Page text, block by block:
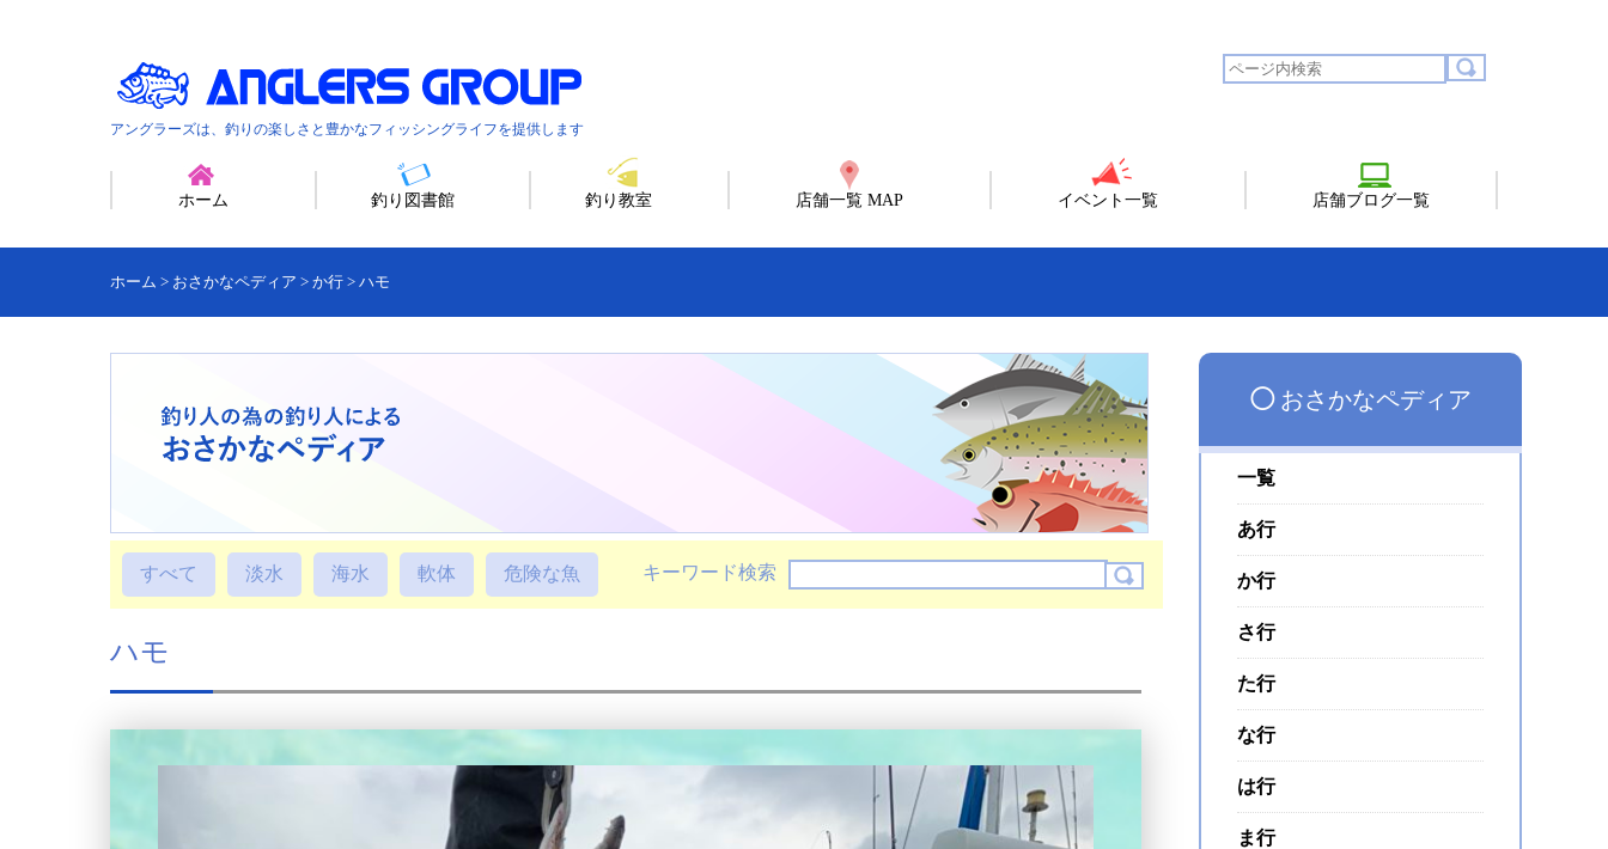
アングラーズは、釣りの楽しさと豊かなフィッシングライフを提供します
ホーム 釣り図書館 釣り教室 店舗一覧 MAP イベント一覧 店舗ブログ一覧
ホーム > おさかなペディア > か行 > ハモ
すべて 淡水 海水 軟体 危険な魚 キーワード検索
ハモ
◯おさかなペディア
一覧
あ行
か行
さ行
た行
な行
は行
ま行